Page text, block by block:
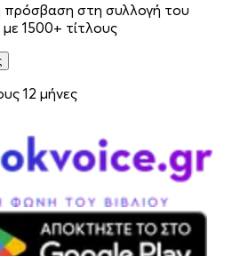
πρόσβαση στη συλλογή του
1500+ τίτλους
12 μήνες